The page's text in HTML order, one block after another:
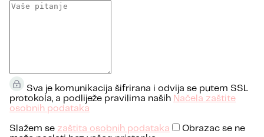
Sva je komunikacija šifrirana i odvija se putem SSL
protokola, a podliježe pravilima naših Načela zaštite
osobnih podataka
Slažem se zaštita osobnih podataka
Obrazac se ne